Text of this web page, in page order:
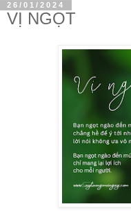
26/01/2024
VỊ NGỌT